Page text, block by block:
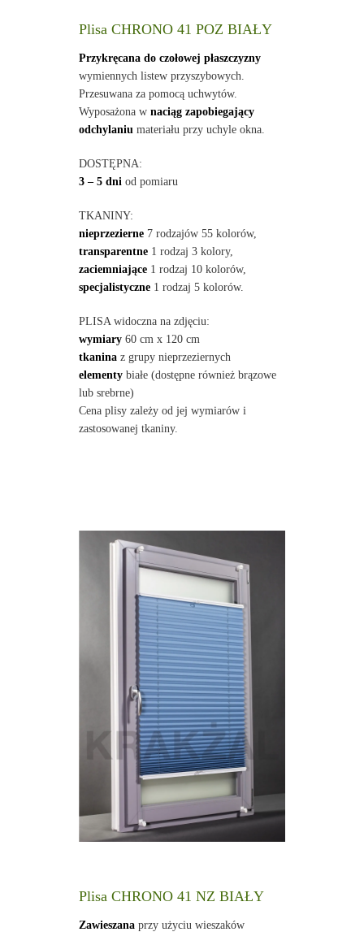
Plisa CHRONO 41 POZ BIAŁY
Przykręcana do czołowej płaszczyzny
wymiennych listew przyszybowych.
Przesuwana za pomocą uchwytów.
Wyposażona w naciąg zapobiegający
odchylaniumateriału przy uchyle okna.
DOSTĘPNA:
3 – 5 dniod pomiaru
TKANINY:
nieprzezierne7 rodzajów 55 kolorów,
transparentne1 rodzaj 3 kolory,
zaciemniające1 rodzaj 10 kolorów,
specjalistyczne1 rodzaj 5 kolorów.
PLISA widoczna na zdjęciu:
wymiary60 cm x 120 cm
tkaninaz grupy nieprzeziernych
elementybiałe (dostępne również brązowe
lub srebrne)
Cena plisy zależy od jej wymiarów i
zastosowanej tkaniny.
Plisa CHRONO 41 NZ BIAŁY
Zawieszanaprzy użyciu wieszaków